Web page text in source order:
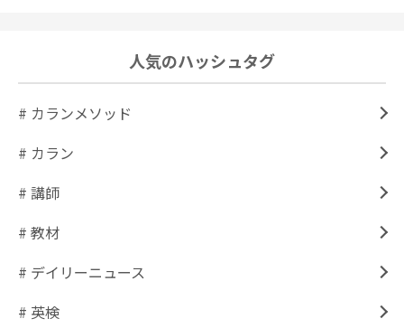
人気のハッシュタグ
# カランメソッド
# カラン
# 講師
# 教材
# デイリーニュース
# 英検